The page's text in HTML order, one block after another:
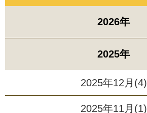
2026年
2025年
2025年12月(4)
2025年11月(1)